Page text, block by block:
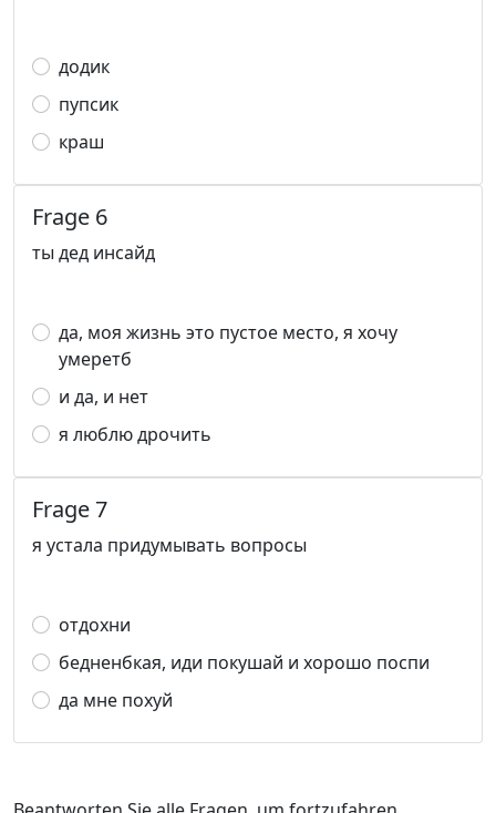
додик
пупсик
краш
Frage 6
ты дед инсайд
да, моя жизнь это пустое место, я хочу
умеретб
и да, и нет
я люблю дрочить
Frage 7
я устала придумывать вопросы
отдохни
бедненбкая, иди покушай и хорошо поспи
да мне похуй